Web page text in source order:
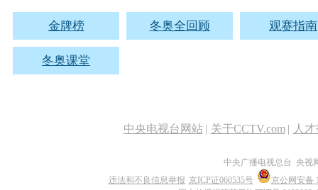
金牌榜 冬奥全回顾 观赛指南
冬奥课堂
中央电视台网站 | 关于CCTV.com | 人
中央广播电视总台 央视
违法和不良信息举报 京ICP证060535号
京公网安备